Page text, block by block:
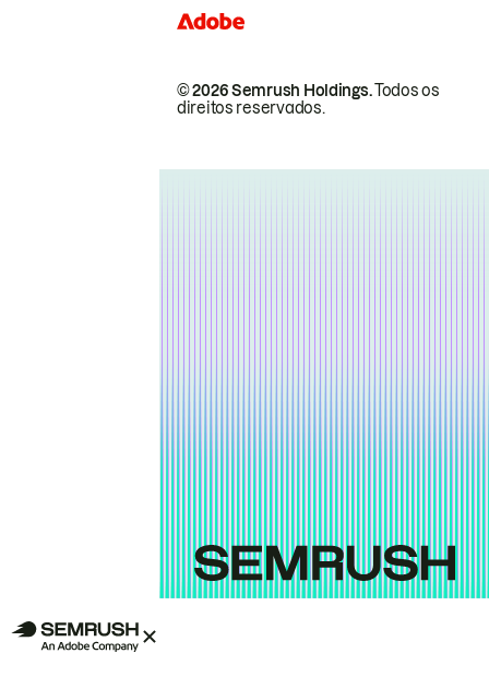
© 2026 Semrush Holdings.Todos os
direitos reservados.